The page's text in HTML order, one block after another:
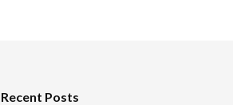
Recent Posts